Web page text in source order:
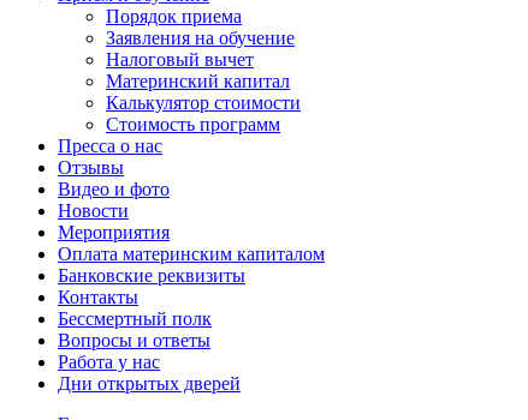
Порядок приема
Заявления на обучение
Налоговый вычет
Материнский капитал
Калькулятор стоимости
Стоимость программ
Пресса о нас
Отзывы
Видео и фото
Новости
Мероприятия
Оплата материнским капиталом
Банковские реквизиты
Контакты
Бессмертный полк
Вопросы и ответы
Работа у нас
Дни открытых дверей